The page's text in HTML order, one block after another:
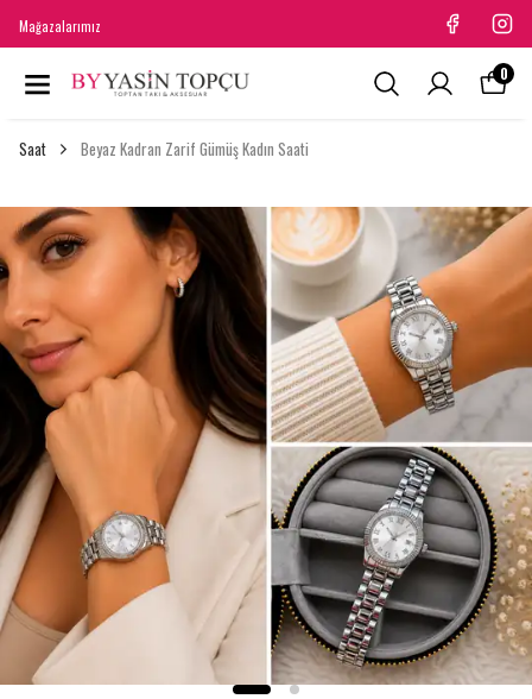
Mağazalarımız
0
Saat Beyaz Kadran Zarif Gümüş Kadın Saati